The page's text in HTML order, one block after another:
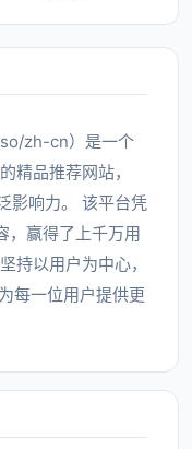
zh-cn）是一个
精品推荐网站，
影响力。 该平台凭
，赢得了上千万用
持以用户为中心，
每一位用户提供更